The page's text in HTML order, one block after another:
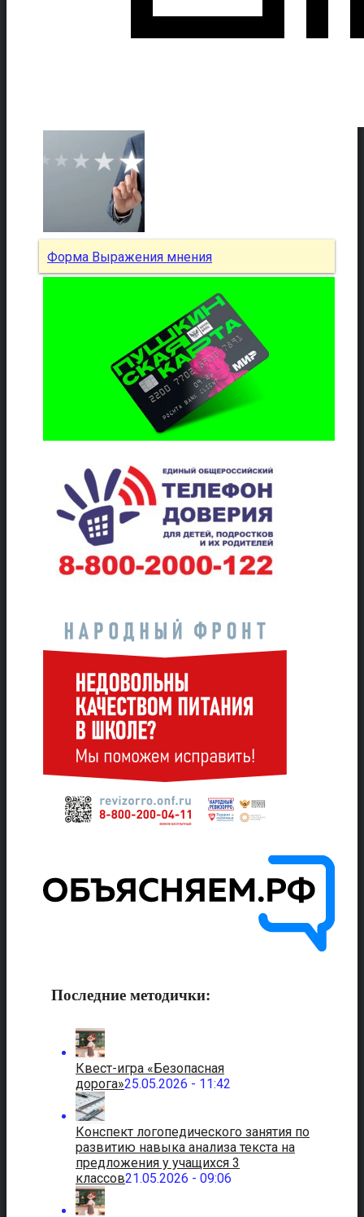
Форма Выражения мнения
Последние методички:
Квест-игра «Безопасная
дорога»25.05.2026 - 11:42
Конспект логопедического занятия по
развитию навыка анализа текста на
предложения у учащихся 3
классов21.05.2026 - 09:06